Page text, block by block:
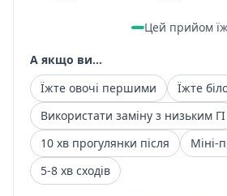
Цей прийом
А якщо ви...
Їжте овочі першими
Їжте
Використати заміну з низьким ГІ
10 хв прогулянки після
Міні-
5-8 хв сходів